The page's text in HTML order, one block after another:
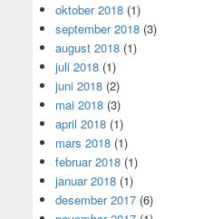
oktober 2018 (1)
september 2018 (3)
august 2018 (1)
juli 2018 (1)
juni 2018 (2)
mai 2018 (3)
april 2018 (1)
mars 2018 (1)
februar 2018 (1)
januar 2018 (1)
desember 2017 (6)